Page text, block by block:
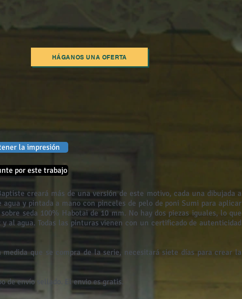
HÁGANOS UNA OFERTA
la impresión
por este trabajo
creará más de una versión de este motivo, cada una dibujada a
y pintada a mano con pinceles de pelo de poni Sumi para aplicar
seda 100% Habotai de 10 mm. No hay dos piezas iguales, lo que
al agua. Todas las pinturas vienen con un certificado de autenticidad
que se compra de la serie, necesitará siete días para crear la
de envío sellado. El envio es gratis.